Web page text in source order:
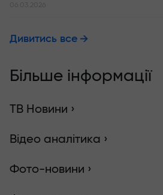
06.03.2026
Дивитись все
Більше інформації
ТВ Новини ›
Відео аналітика ›
Фото-новини ›